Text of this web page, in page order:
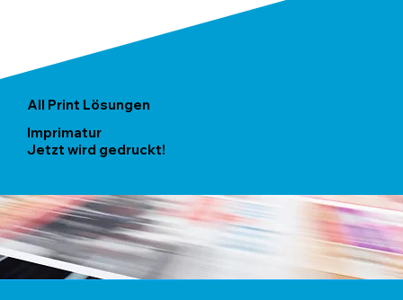
All Print Lösungen
Imprimatur
Jetzt wird gedruckt!